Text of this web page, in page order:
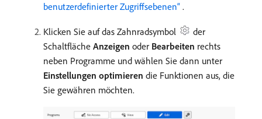
benutzerdefinierter Zugriffsebenen“ ​ .
Klicken Sie auf das Zahnradsymbol
der
Schaltfläche Anzeigen oder Bearbeiten rechts
neben Programme und wählen Sie dann unter
Einstellungen optimieren die Funktionen aus, die
Sie gewähren möchten.